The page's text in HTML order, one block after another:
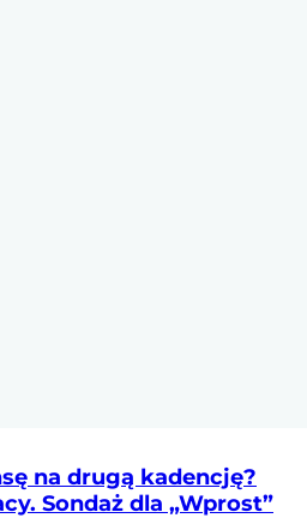
na drugą kadencję?
Sondaż dla „Wprost”